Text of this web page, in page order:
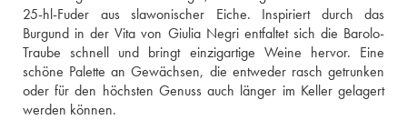
25-hl-Fuder aus slawonischer Eiche. Inspiriert durch das
Burgund in der Vita von Giulia Negri entfaltet sich die Barolo-
Traube schnell und bringt einzigartige Weine hervor. Eine
schöne Palette an Gewächsen, die entweder rasch getrunken
oder für den höchsten Genuss auch länger im Keller gelagert
werden können.